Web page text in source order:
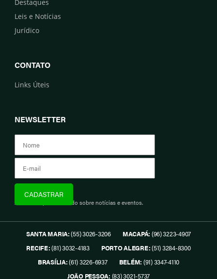
Destaques
Leis e Notícias
Jurídico
CONTATO
Links Úteis
NEWSLETTER
Assine e fique informado sobre notícias e eventos.
SANTA MARIA:(55) 3026-3206 MACAPÁ: (96) 3223-4907
RECIFE:(81) 3032-4183 PORTO ALEGRE:(51) 3284-8300
BRASÍLIA:(61) 3226-6937 BELÉM: (91) 3347-4110
JOÃO PESSOA: (83) 3021-5737